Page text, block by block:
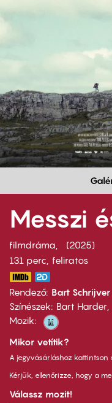
Messzi
filmdráma
2025
131 perc, feliratos
Rendező Bart Schrijver
Színészek
Bart Harder
Mozik:
Mikor vetítik?
A jegyvásárláshoz kattintson
Kérjük, ellenőrizze, hogy a
Válassz mozit!